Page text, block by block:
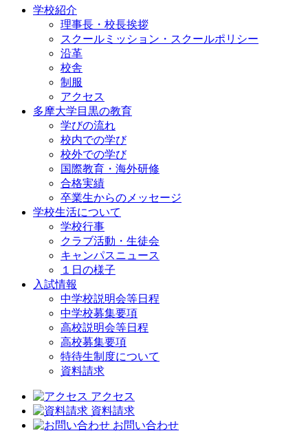
学校紹介
理事長・校長挨拶
スクールミッション・スクールポリシー
沿革
校舎
制服
アクセス
多摩大学目黒の教育
学びの流れ
校内での学び
校外での学び
国際教育・海外研修
合格実績
卒業生からのメッセージ
学校生活について
学校行事
クラブ活動・生徒会
キャンパスニュース
１日の様子
入試情報
中学校説明会等日程
中学校募集要項
高校説明会等日程
高校募集要項
特待生制度について
資料請求
アクセス
資料請求
お問い合わせ